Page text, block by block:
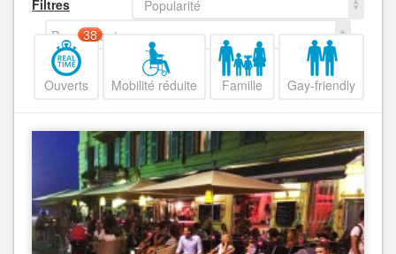
Filtres
Popularité
Decroissant
Ouverts
38
Mobilité réduite Famille Gay-friendly